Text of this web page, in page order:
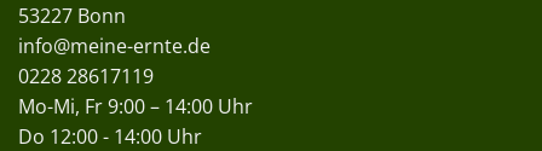
53227 Bonn
info@meine-ernte.de
0228 28617119
Mo-Mi, Fr 9:00 – 14:00 Uhr
Do 12:00 - 14:00 Uhr